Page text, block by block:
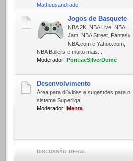
Matheusandrade
Jogos de Basquete
NBA 2K, NBA Live, NBA
Jam, NBA Street, Fantasy
NBA.com e Yahoo.com,
NBA Ballers e muito mais...
Moderador: PontiacSilverDome
Desenvolvimento
Área para dúvidas e sugestões para o
sistema Superliga.
Moderador: Menta
DISCUSSÃO GERAL